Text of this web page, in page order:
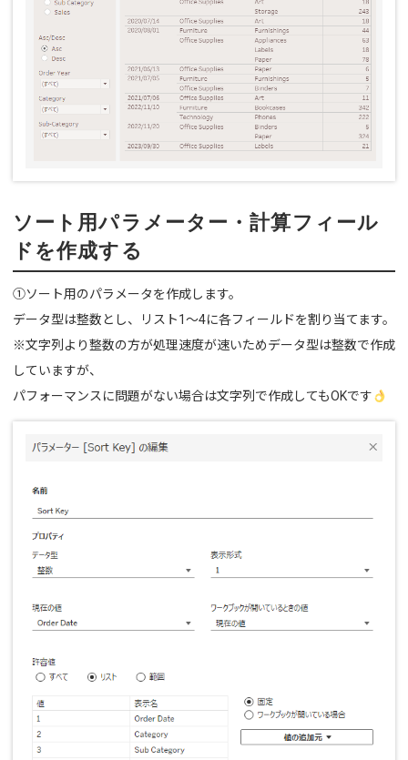
ソート用パラメーター・計算フィール
ドを作成する
①ソート用のパラメータを作成します。
データ型は整数とし、リスト1～4に各フィールドを割り当てます。
※文字列より整数の方が処理速度が速いためデータ型は整数で作成
していますが、
パフォーマンスに問題がない場合は文字列で作成してもOKです